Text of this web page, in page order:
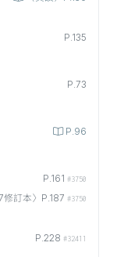
P.135
P.73
P.96
P.161 #3750
修訂本〉P.187 #3750
P.228 #32411